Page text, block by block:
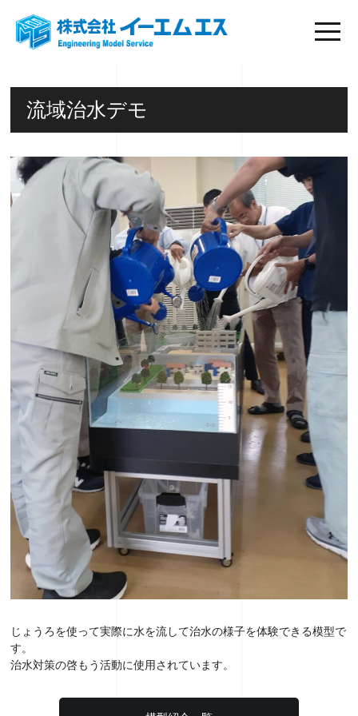
流域治水デモ
じょうろを使って実際に水を流して治水の様子を体験できる模型で
す。
治水対策の啓もう活動に使用されています。